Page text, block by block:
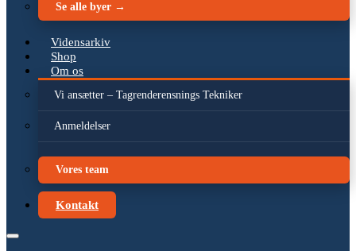
Se alle byer →
Vidensarkiv
Shop
Om os
Vi ansætter – Tagrenderensnings Tekniker
Anmeldelser
Vores team
Kontakt